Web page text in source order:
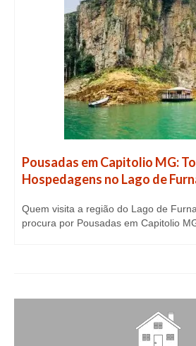
Pousadas em Capitolio MG:
Hospedagens no Lago de
Quem visita a região do Lago de
procura por Pousadas em Capitolio